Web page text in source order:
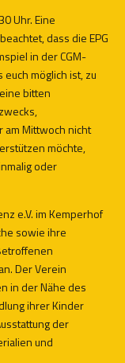
Uhr. Eine
dass die EPG
in der CGM-
möglich ist, zu
bitten
am Mittwoch nicht
möchte,
oder
e.V. im Kemperhof
sowie ihre
Der Verein
in der Nähe des
ihrer Kinder
der
und